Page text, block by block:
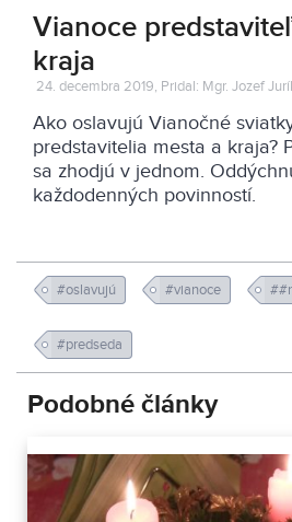
Vianoce
kraja
24. decembra 2019, Pridal: Mgr. Jozef
Ako oslavujú Vianočné
predstavitelia mesta a kraja?
sa zhodjú v jednom.
každodenných povinností.
#oslavujú #vianoce
#predseda
Podobné články